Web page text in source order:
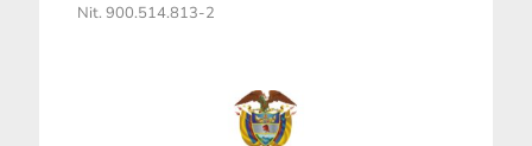
Nit. 900.514.813-2